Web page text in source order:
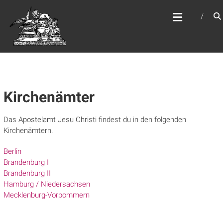
springen
WEBSITE DES
APOSTELAMTES JESU
CHRISTI KÖR
Kirchenämter
Das Apostelamt Jesu Christi findest du in den folgenden
Kirchenämtern.
Berlin
Brandenburg I
Brandenburg II
Hamburg / Niedersachsen
Mecklenburg-Vorpommern